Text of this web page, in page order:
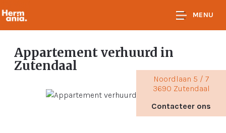
MENU
Appartement verhuurd in
Zutendaal
Noordlaan 5 / 7
3690 Zutendaal
Contacteer ons